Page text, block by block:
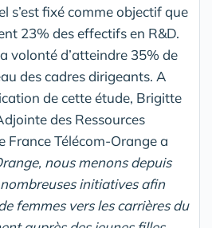
s’est fixé comme objectif que
23% des effectifs en R&D.
volonté d’atteindre 35% de
des cadres dirigeants. A
de cette étude, Brigitte
des Ressources
France Télécom-Orange a
nous menons depuis
initiatives afin
femmes vers les carrières du